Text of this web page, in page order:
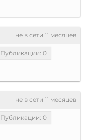
не в сети 11 месяцев
Публикации: 0
не в сети 11 месяцев
Публикации: 0